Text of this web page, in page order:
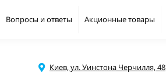
Вопросы и ответы Акционные товары
Киев, ул. Уинстона Черчилля, 48